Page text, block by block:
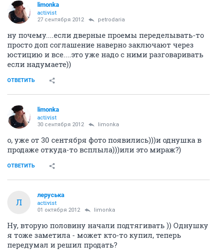
limonka
activist
27 сентября 2012 petrodaria
ну почему....если дверные проемы переделывать-то
просто доп соглашение наверно заключают через
юстицию и все....это уже надо с ними разговаривать
если надумаете))
ОТВЕТИТЬ
limonka
activist
30 сентября 2012 limonka
о, уже от 30 сентября фото появились)))и однушка в
продаже откуда-то всплыла)))или это мираж?)
ОТВЕТИТЬ
Л
леруська
activist
01 октября 2012 limonka
Ну, вторую половину начали подтягивать )) Однушку
я тоже заметила - может кто-то купил, теперь
передумал и решил продать?